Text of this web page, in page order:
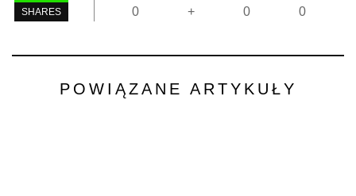
SHARES 0 + 0 0
POWIĄZANE ARTYKUŁY